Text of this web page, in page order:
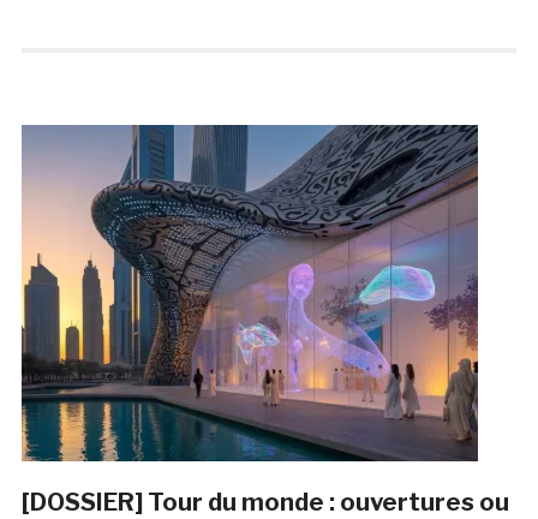
[DOSSIER] Tour du monde : ouvertures ou